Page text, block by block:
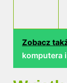
Zobacz
komputera